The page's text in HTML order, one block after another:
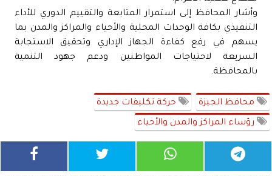
وأشار المحافظ إلى استمرار المتابعة والتقييم الدوري للأداء
التنفيذي بكافة الوحدات المحلية والأحياء والمراكز والمدن بما
يسهم في رفع كفاءة الجهاز الإداري وتحقيق الاستجابة
السريعة لاحتياجات المواطنين ودعم جهود التنمية
بالمحافظة.
محافظ الجيزة حركة تكليفات جديدة
رؤساء المراكز والمدن والأحياء